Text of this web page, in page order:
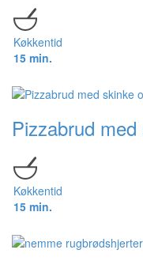
Køkkentid
15 min.
Pizzabrud
Køkkentid
15 min.